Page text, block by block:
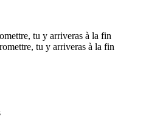
tu y arriveras à la fin
tu y arriveras à la fin